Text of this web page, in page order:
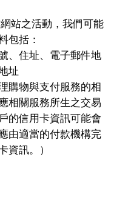
站之活動，我們可能
包括：
、住址、電子郵件地
址
購物與支付服務的相
相關服務所生之交易
的信用卡資訊可能會
由適當的付款機構完
資訊。）